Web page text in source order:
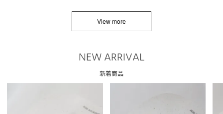
View more
NEW ARRIVAL
新着商品